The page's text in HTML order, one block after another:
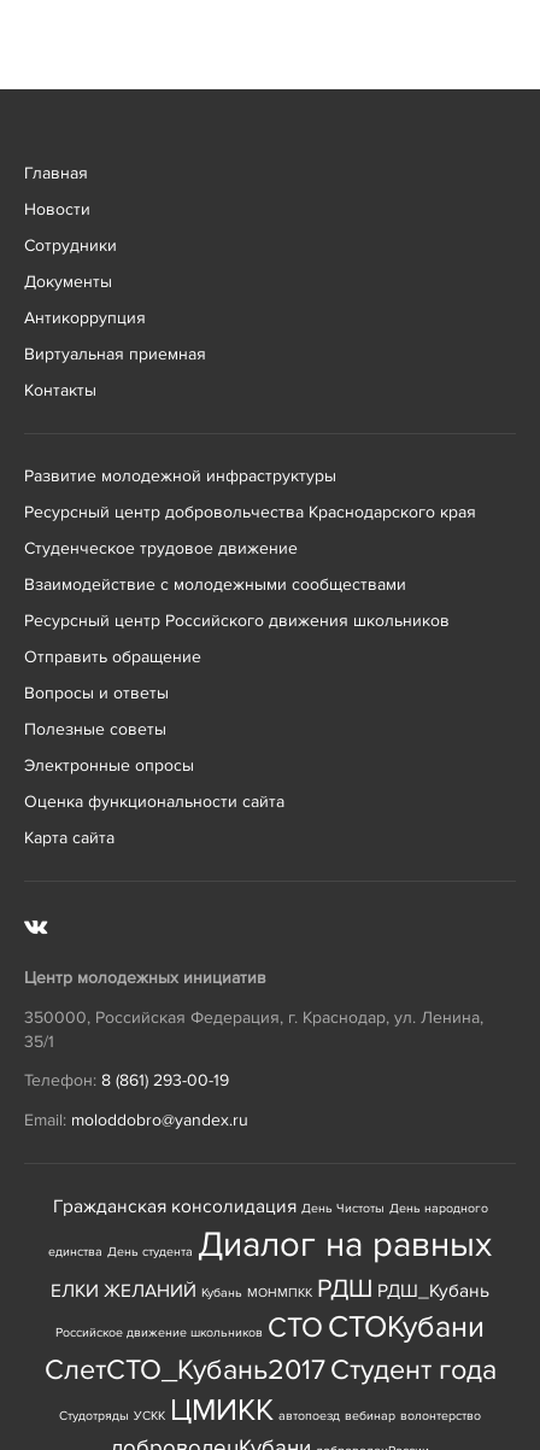
Главная
Новости
Сотрудники
Документы
Антикоррупция
Виртуальная приемная
Контакты
Развитие молодежной инфраструктуры
Ресурсный центр добровольчества Краснодарского края
Студенческое трудовое движение
Взаимодействие с молодежными сообществами
Ресурсный центр Российского движения школьников
Отправить обращение
Вопросы и ответы
Полезные советы
Электронные опросы
Оценка функциональности сайта
Карта сайта
Центр молодежных инициатив
350000, Российская Федерация, г. Краснодар, ул. Ленина,
35/1
Телефон: 8 (861) 293-00-19
Email: moloddobro@yandex.ru
Гражданская консолидация День Чистоты День народного
единства День студента Диалог на равных
ЕЛКИ ЖЕЛАНИЙ Кубань МОНМПКК РДШ РДШ_Кубань
Российское движение школьников СТО СТОКубани
СлетСТО_Кубань2017Студент года
Студотряды УСКК ЦМИКК автопоезд вебинар волонтерство